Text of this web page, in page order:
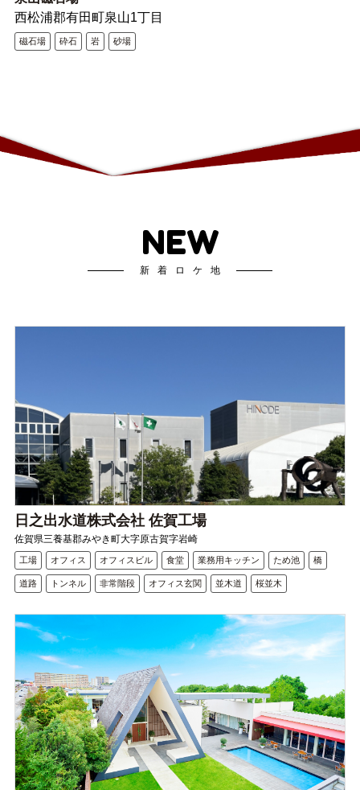
西松浦郡有田町泉山1丁目
磁石場 砕石 岩 砂場
NEW
新着ロケ地
日之出水道株式会社 佐賀工場
佐賀県三養基郡みやき町大字原古賀字岩崎
工場 オフィス オフィスビル 食堂 業務用キッチン ため池 橋
道路 トンネル 非常階段 オフィス玄関 並木道 桜並木